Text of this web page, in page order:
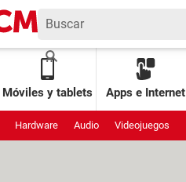
Móviles y tablets Apps e Internet
Hardware Audio Videojuegos